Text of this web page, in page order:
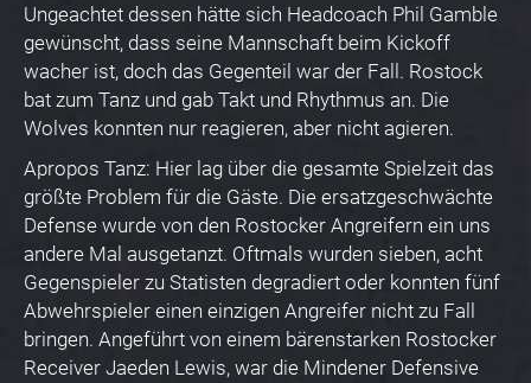
Ungeachtet dessen hätte sich Headcoach Phil Gamble
gewünscht, dass seine Mannschaft beim Kickoff
wacher ist, doch das Gegenteil war der Fall. Rostock
bat zum Tanz und gab Takt und Rhythmus an. Die
Wolves konnten nur reagieren, aber nicht agieren.
Apropos Tanz: Hier lag über die gesamte Spielzeit das
größte Problem für die Gäste. Die ersatzgeschwächte
Defense wurde von den Rostocker Angreifern ein uns
andere Mal ausgetanzt. Oftmals wurden sieben, acht
Gegenspieler zu Statisten degradiert oder konnten fünf
Abwehrspieler einen einzigen Angreifer nicht zu Fall
bringen. Angeführt von einem bärenstarken Rostocker
Receiver Jaeden Lewis, war die Mindener Defensive